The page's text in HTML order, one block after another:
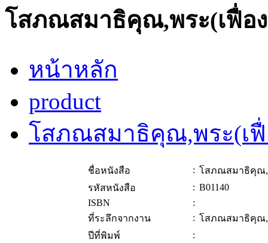
โสภณสมาธิคุณ,พระ(เฟื่อ
หน้าหลัก
product
โสภณสมาธิคุณ,พระ(เฟื่
ชื่อหนังสือ : โสภณสมาธิคุณ,
รหัสหนังสือ
: B01140
ISBN
:
ที่ระลึกจากงาน
: โสภณสมาธิคุณ,
ปีที่พิมพ์
: